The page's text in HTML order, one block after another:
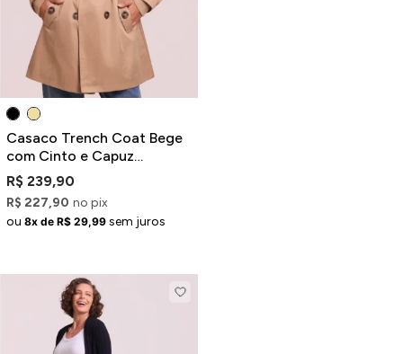
Casaco Trench Coat Bege
com Cinto e Capuz
Removível
R$ 239,90
R$ 227,90 no pix
ou 8x de R$ 29,99 sem juros